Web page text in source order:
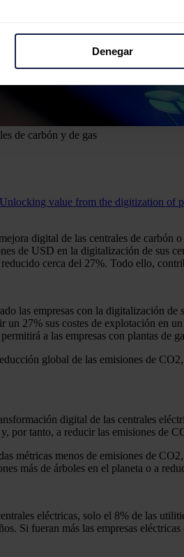
para personalizar el contenido y
información sobre el uso que
Denegar
de carbón y de gas
value from the digitization of
digital de las centrales de
de USD en la digitalización de sus
cerca del 27%. Todo ello,
las empresas con la digitalización de
27% sus costes de explotación en
a las empresas con plantas de
global de las emisiones de
digital de las centrales
por tanto, a reducir las emisiones de
métricas menos de emisiones de
más de árboles en el planeta o a
eléctricas, solo el 8% de las
Si fueran más las empresas